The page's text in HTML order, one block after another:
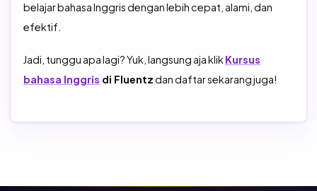
belajar bahasa Inggris dengan lebih cepat, alami, dan
efektif.
Jadi, tunggu apa lagi? Yuk, langsung aja klik Kursus
bahasa Inggris di Fluentzdan daftar sekarang juga!